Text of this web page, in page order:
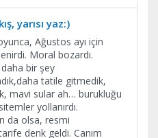
yarısı yaz:)
Ağustos ayı için
Moral bozardı.
bir şey
tatile gitmedik,
mavi sular ah… burukluğu
yollanırdı.
da olsa, resmi
denk geldi. Canım